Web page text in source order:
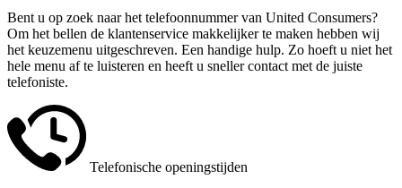
Bent u op zoek naar het telefoonnummer van United Consumers?
Om het bellen de klantenservice makkelijker te maken hebben wij
het keuzemenu uitgeschreven. Een handige hulp. Zo hoeft u niet het
hele menu af te luisteren en heeft u sneller contact met de juiste
telefoniste.
Telefonische openingstijden